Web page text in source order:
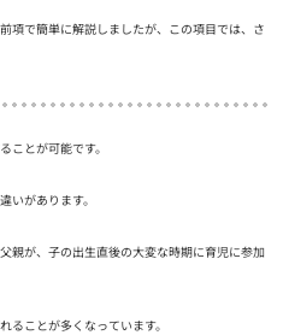
項で簡単に解説しましたが、この項目では、さ
ことが可能です。
いがあります。
親が、子の出生直後の大変な時期に育児に参加
ることが多くなっています。